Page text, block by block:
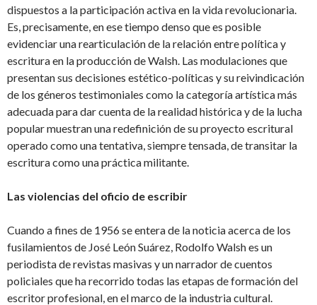
dispuestos a la participación activa en la vida revolucionaria.
Es, precisamente, en ese tiempo denso que es posible
evidenciar una rearticulación de la relación entre política y
escritura en la producción de Walsh. Las modulaciones que
presentan sus decisiones estético-políticas y su reivindicación
de los géneros testimoniales como la categoría artística más
adecuada para dar cuenta de la realidad histórica y de la lucha
popular muestran una redefinición de su proyecto escritural
operado como una tentativa, siempre tensada, de transitar la
escritura como una práctica militante.
Las violencias del oficio de escribir
Cuando a fines de 1956 se entera de la noticia acerca de los
fusilamientos de José León Suárez, Rodolfo Walsh es un
periodista de revistas masivas y un narrador de cuentos
policiales que ha recorrido todas las etapas de formación del
escritor profesional, en el marco de la industria cultural.